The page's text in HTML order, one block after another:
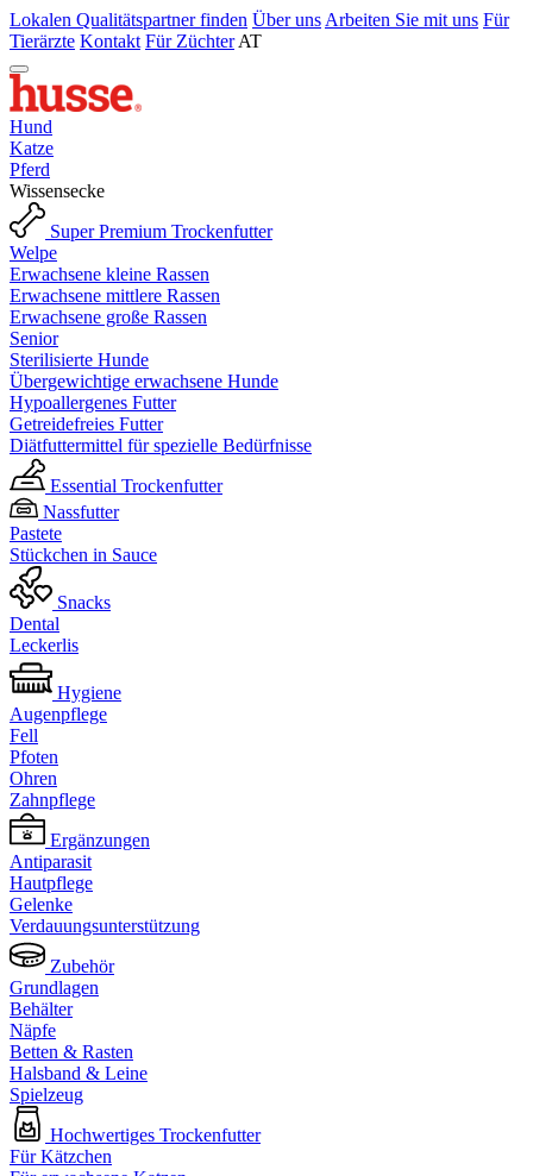
Lokalen Qualitätspartner finden Über uns Arbeiten Sie mit uns Für
Tierärzte Kontakt Für Züchter AT
Hund
Katze
Pferd
Wissensecke
Super Premium Trockenfutter
Welpe
Erwachsene kleine Rassen
Erwachsene mittlere Rassen
Erwachsene große Rassen
Senior
Sterilisierte Hunde
Übergewichtige erwachsene Hunde
Hypoallergenes Futter
Getreidefreies Futter
Diätfuttermittel für spezielle Bedürfnisse
Essential Trockenfutter
Nassfutter
Pastete
Stückchen in Sauce
Snacks
Dental
Leckerlis
Hygiene
Augenpflege
Fell
Pfoten
Ohren
Zahnpflege
Ergänzungen
Antiparasit
Hautpflege
Gelenke
Verdauungsunterstützung
Zubehör
Grundlagen
Behälter
Näpfe
Betten & Rasten
Halsband & Leine
Spielzeug
Hochwertiges Trockenfutter
Für Kätzchen